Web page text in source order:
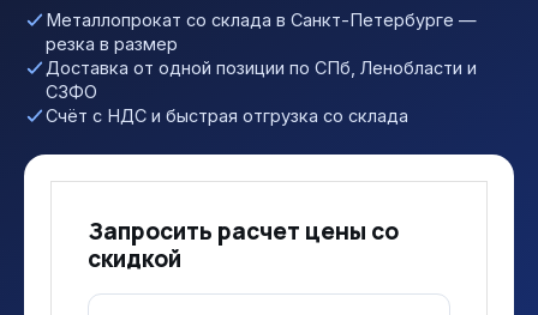
Металлопрокат со склада в Санкт-Петербурге —
резка в размер
Доставка от одной позиции по СПб, Ленобласти и
СЗФО
Счёт с НДС и быстрая отгрузка со склада
Запросить расчет цены со
скидкой